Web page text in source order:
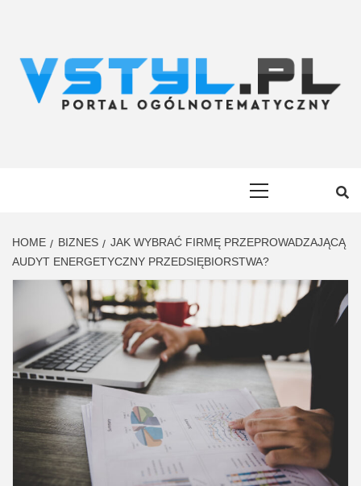
HOME BIZNES
JAK WYBRAĆ FIRMĘ PRZEPROWADZAJĄCĄ
AUDYT ENERGETYCZNY PRZEDSIĘBIORSTWA?